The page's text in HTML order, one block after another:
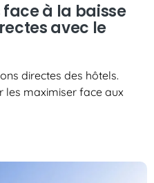
face à la baisse
avec le
directes des hôtels.
les maximiser face aux